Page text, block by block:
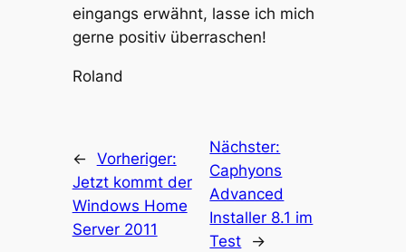
eingangs erwähnt, lasse ich mich
gerne positiv überraschen!
Roland
← Vorheriger:
Jetzt kommt der
Windows Home
Server 2011
Nächster:
Caphyons
Advanced
Installer 8.1 im
Test
→